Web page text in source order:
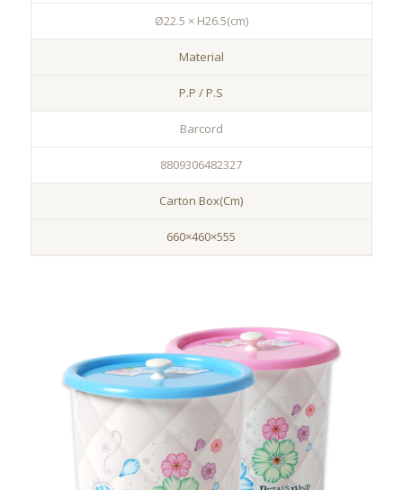
Ø22.5 × H26.5(cm)
Material
P.P / P.S
Barcord
8809306482327
Carton Box(Cm)
660×460×555